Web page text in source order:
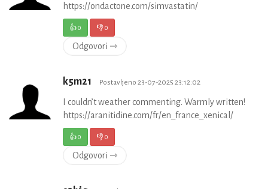
https://ondactone.com/simvastatin/
👍0 👎0
Odgovori ⇾
k5m21 Postavljeno 23-07-2025 23:12:02
I couldn’t weather commenting. Warmly written!
https://aranitidine.com/fr/en_france_xenical/
👍0 👎0
Odgovori ⇾